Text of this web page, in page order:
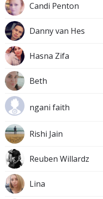
Candi Penton
Danny van Hes
Hasna Zifa
Beth
ngani faith
Rishi Jain
Reuben Willardz
Lina